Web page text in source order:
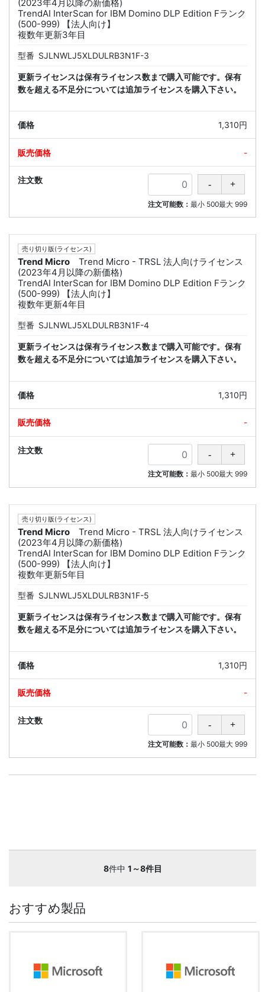
(2023年4月以降の新価格)
TrendAI InterScan for IBM Domino DLP Edition Fランク
(500-999) 【法人向け】
複数年更新3年目
型番 SJLNWLJ5XLDULRB3N1F-3
更新ライセンスは保有ライセンス数まで購入可能です。保有
数を超える不足分については追加ライセンスを購入下さい。
1,310円
-
注文可能数： 最小 500最大 999
売り切り版(ライセンス)
Trend Micro
Trend Micro - TRSL 法人向けライセンス
(2023年4月以降の新価格)
TrendAI InterScan for IBM Domino DLP Edition Fランク
(500-999) 【法人向け】
複数年更新4年目
型番 SJLNWLJ5XLDULRB3N1F-4
更新ライセンスは保有ライセンス数まで購入可能です。保有
数を超える不足分については追加ライセンスを購入下さい。
1,310円
-
注文可能数： 最小 500最大 999
売り切り版(ライセンス)
Trend Micro
Trend Micro - TRSL 法人向けライセンス
(2023年4月以降の新価格)
TrendAI InterScan for IBM Domino DLP Edition Fランク
(500-999) 【法人向け】
複数年更新5年目
型番 SJLNWLJ5XLDULRB3N1F-5
更新ライセンスは保有ライセンス数まで購入可能です。保有
数を超える不足分については追加ライセンスを購入下さい。
1,310円
-
注文可能数： 最小 500最大 999
8件中 1～8件目
おすすめ製品